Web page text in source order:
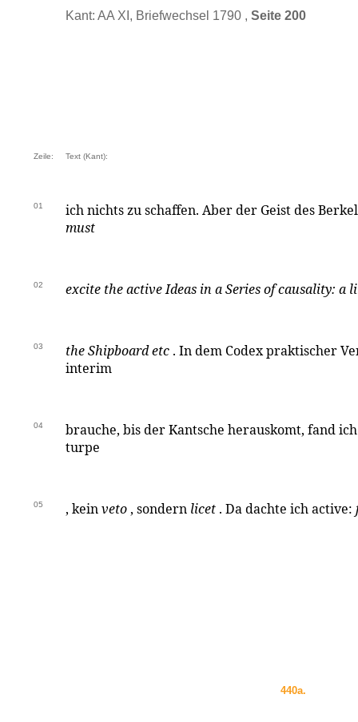
Kant: AA XI, Briefwechsel 1790 , Seite 200
Zeile: Text (Kant):
01
ich nichts zu schaffen. Aber der Geist des
must
02 excite the active Ideas in a Series of causality: a
03 the Shipboard etc . In dem Codex praktischer
interim
04
brauche, bis der Kantsche herauskomt, fand
turpe
05 , keinveto , sondern licet . Da dachte ich active:
440a.